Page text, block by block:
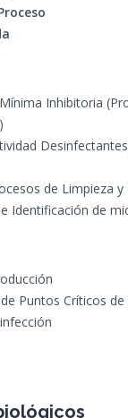
Inhibitoria
de Limpieza
Identificación de
Puntos Críticos de